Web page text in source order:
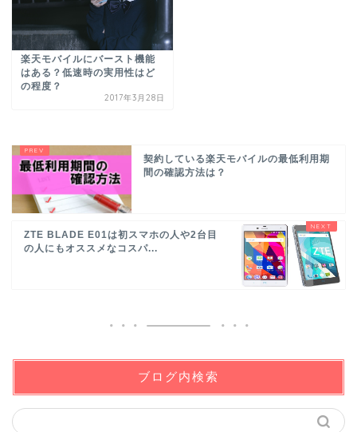
楽天モバイルにバースト機能
はある？低速時の実用性はど
の程度？
2017年3月28日
契約している楽天モバイルの最低利用期
間の確認方法は？
ZTE BLADE E01は初スマホの人や2台目
の人にもオススメなコスパ...
ブログ内検索